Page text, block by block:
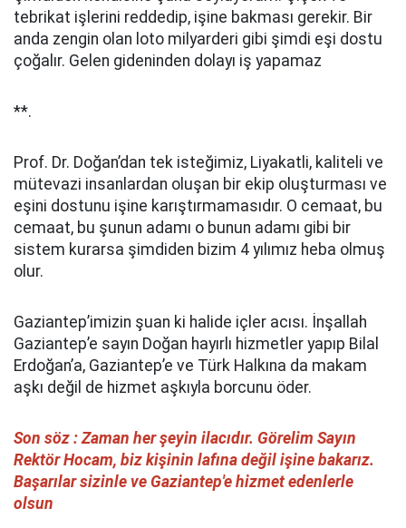
tebrikat işlerini reddedip, işine bakması gerekir. Bir
anda zengin olan loto milyarderi gibi şimdi eşi dostu
çoğalır. Gelen gideninden dolayı iş yapamaz
**.
Prof. Dr. Doğan’dan tek isteğimiz, Liyakatli, kaliteli ve
mütevazi insanlardan oluşan bir ekip oluşturması ve
eşini dostunu işine karıştırmamasıdır. O cemaat, bu
cemaat, bu şunun adamı o bunun adamı gibi bir
sistem kurarsa şimdiden bizim 4 yılımız heba olmuş
olur.
Gaziantep’imizin şuan ki halide içler acısı. İnşallah
Gaziantep’e sayın Doğan hayırlı hizmetler yapıp Bilal
Erdoğan’a, Gaziantep’e ve Türk Halkına da makam
aşkı değil de hizmet aşkıyla borcunu öder.
Son söz : Zaman her şeyin ilacıdır. Görelim Sayın
Rektör Hocam, biz kişinin lafına değil işine bakarız.
Başarılar sizinle ve Gaziantep'e hizmet edenlerle
olsun